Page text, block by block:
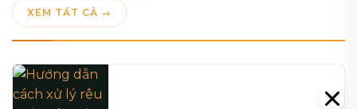
XEM TẤT CẢ →